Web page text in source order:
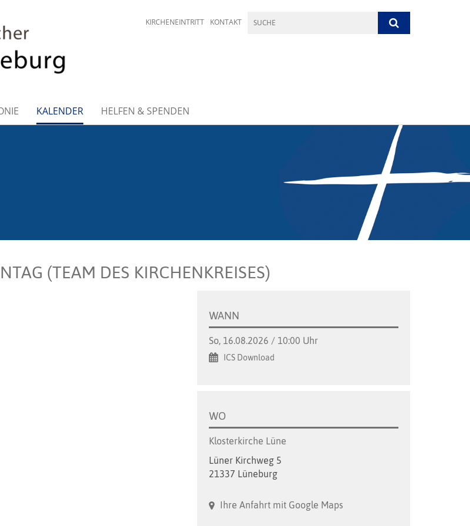
KIRCHENEINTRITT KONTAKT
KALENDER HELFEN & SPENDEN
(TEAM DES KIRCHENKREISES)
WANN
So, 16.08.2026 / 10:00 Uhr
ICS Download
WO
Klosterkirche Lüne
Lüner Kirchweg 5
21337 Lüneburg
Ihre Anfahrt mit Google Maps